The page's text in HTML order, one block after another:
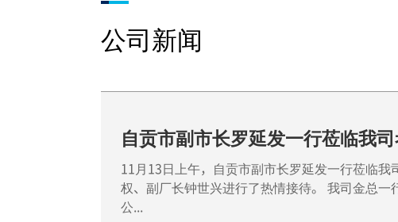
公司新闻
自贡市副市长罗延发一行莅临我
11月13日上午，自贡市副市长罗延发一行莅临
权、副厂长钟世兴进行了热情接待。 我司金总
公...